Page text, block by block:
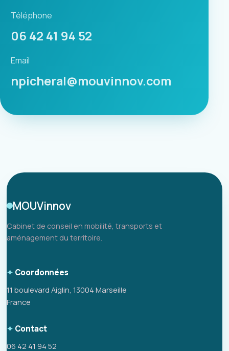
Téléphone
06 42 41 94 52
Email
npicheral@mouvinnov.com
MOUVinnov
Cabinet de conseil en mobilité, transports et
aménagement du territoire.
Coordonnées
11 boulevard Aiglin, 13004 Marseille
France
Contact
06 42 41 94 52